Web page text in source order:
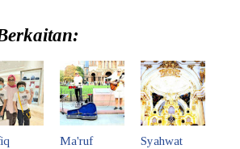
Ma'ruf Syahwat